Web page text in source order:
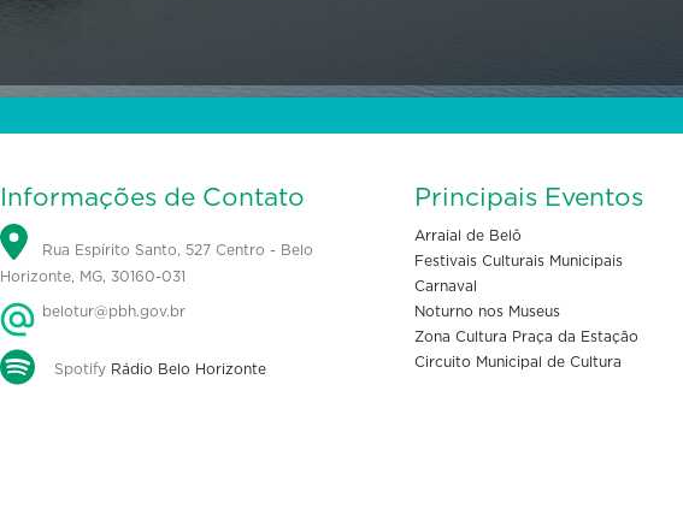
Informações de Contato
Rua Espírito Santo, 527 Centro - Belo
Horizonte, MG, 30160-031
belotur@pbh.gov.br
Spotify Rádio Belo Horizonte
Principais Eventos
Arraial de Belô
Festivais Culturais Municipais
Carnaval
Noturno nos Museus
Zona Cultura Praça da Estação
Circuito Municipal de Cultura